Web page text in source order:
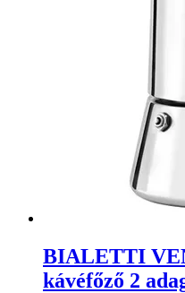
BIALETTI
kávéfőző 2